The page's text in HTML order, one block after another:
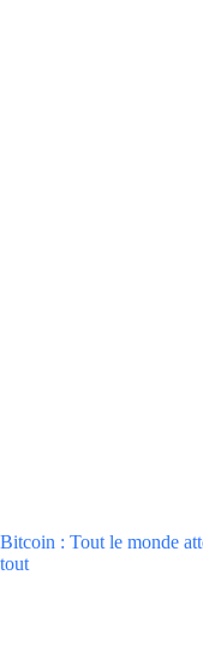
Bitcoin : Tout le monde
tout